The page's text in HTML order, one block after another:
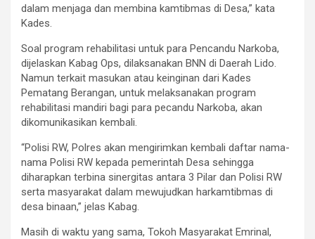
dalam menjaga dan membina kamtibmas di Desa,” kata
Kades.
Soal program rehabilitasi untuk para Pencandu Narkoba,
dijelaskan Kabag Ops, dilaksanakan BNN di Daerah Lido.
Namun terkait masukan atau keinginan dari Kades
Pematang Berangan, untuk melaksanakan program
rehabilitasi mandiri bagi para pecandu Narkoba, akan
dikomunikasikan kembali.
“Polisi RW, Polres akan mengirimkan kembali daftar nama-
nama Polisi RW kepada pemerintah Desa sehingga
diharapkan terbina sinergitas antara 3 Pilar dan Polisi RW
serta masyarakat dalam mewujudkan harkamtibmas di
desa binaan,” jelas Kabag.
Masih di waktu yang sama, Tokoh Masyarakat Emrinal,